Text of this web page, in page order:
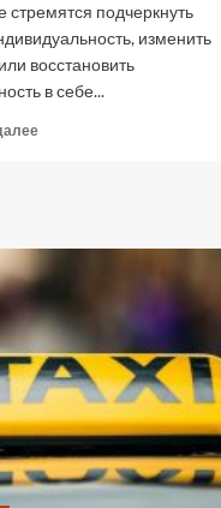
стремятся подчеркнуть
изменить
восстановить
в себе...
Прочитать
из
натуральных
волос